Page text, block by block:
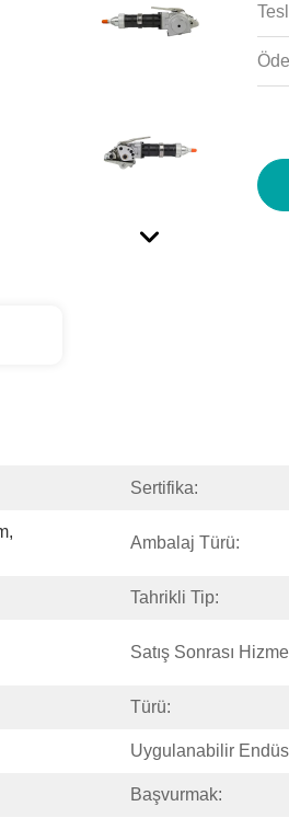
Sertifika:
Ambalaj Türü:
Tahrikli Tip:
Satış Sonrası
Türü:
Uygulanabilir
Başvurmak: